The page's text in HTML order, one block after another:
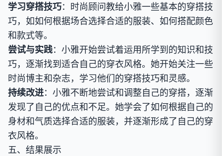
学习穿搭技巧：时尚顾问教给小雅一些基本的穿搭技
巧，如如何根据场合选择合适的服装、如何搭配颜色
和款式等。
尝试与实践：小雅开始尝试着运用所学到的知识和技
巧，逐渐找到适合自己的穿衣风格。她开始关注一些
时尚博主和杂志，学习他们的穿搭技巧和灵感。
持续改进：小雅不断地尝试和调整自己的穿搭，逐渐
发现了自己的优点和不足。她学会了如何根据自己的
身材和气质选择合适的服装，并逐渐形成了自己的穿
衣风格。
五、结果展示